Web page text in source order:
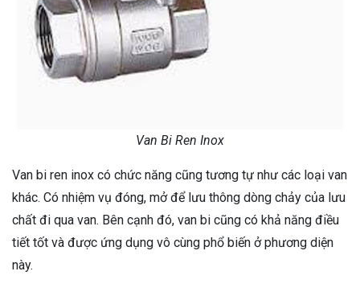
Van Bi Ren Inox
Van bi ren inox có chức năng cũng tương tự như các loại van
khác. Có nhiệm vụ đóng, mở để lưu thông dòng chảy của lưu
chất đi qua van. Bên cạnh đó, van bi cũng có khả năng điều
tiết tốt và được ứng dụng vô cùng phổ biến ở phương diện
này.